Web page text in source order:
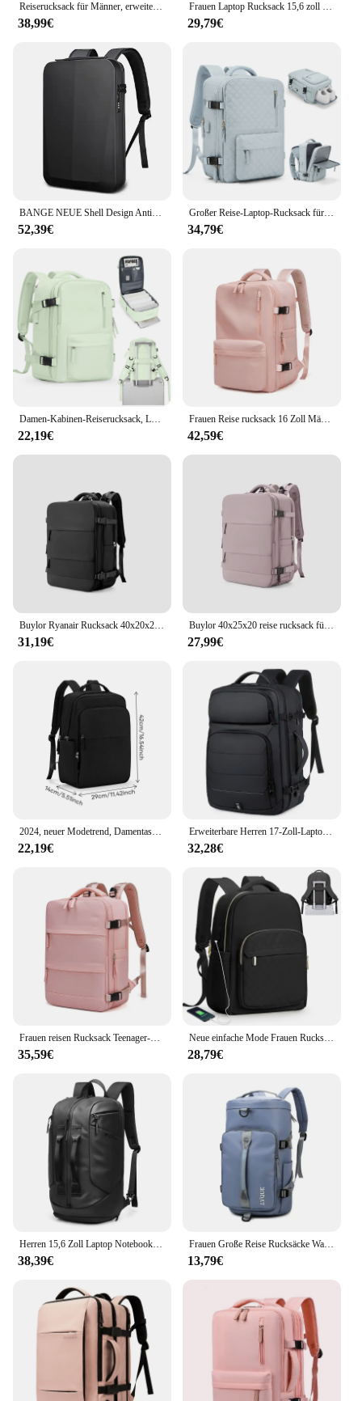
Reiserucksack für Männer, erweiterter 39 l Wandern-Business-Laptop-Rucksack für Frauen, USB-Aufladung, 17-Zoll-wasserdichter Schulrucksack
38,99€
Frauen Laptop Rucksack 15,6 zoll Teenager mädchen USB lade schule Rucksack Unabhängige Schuh tasche reise Rucksack im freien Rucksack
29,79€
BANGE NEUE Shell Design Anti-dieb TSA Schloss Männer Rucksack Wasserdichte 15,6 zoll Laptop Tasche Mann Reisetasche Mit USB lade
52,39€
Großer Reise-Laptop-Rucksack für Männer Frauen, Rucksack mit USB-Ladeans chluss, Kabinen rucksack, College, Business, Reisen, Klettert asche
34,79€
Damen-Kabinen-Reiserucksack, Laptoptasche, großes Fassungsvermögen, Easyjet-Tragetasche, 45 x 36 x 20, Rucksack, Ryanair 40 x 20 x 25, wasserabweisende Tasche
22,19€
Frauen Reise rucksack 16 Zoll Mädchen erweitert 39l USB-Aufladung Business Laptop Rucksack mit Schuh tasche wasserdichten Wander rucksack
42,59€
Buylor Ryanair Rucksack 40x20x25 Kabine Tasche Reise Rucksack Für Frauen Handgepäck 14 zoll Laptop Rucksack mochila para viaje cabina
31,19€
Buylor 40x25x20 reise rucksack für frauen flugzeug kabine gepäck rucksack tragen 14 zoll laptop rucksack lässig schul rucksack
27,99€
2024, neuer Modetrend, Damentaschen, Damenrucksack, Reise-Laptop-Rucksack, College-Schultaschen, lässiger Rucksack, Universitätstasche
22,19€
Erweiterbare Herren 17-Zoll-Laptop-Rucksäcke wasserdichte Notebook-Tasche USB-Schult asche Sport reise Schult asche Pack Rucksack für Männer
32,28€
Frauen reisen Rucksack Teenager-Mädchen USB-Aufladung Business-Laptop-Rucksack mit Schuh tasche 15,6 Zoll wasserdichten Schul rucksack
35,59€
Neue einfache Mode Frauen Rucksack große Kapazität Laptop Rucksack Arbeit elegante Handtaschen Kabine Umhängetasche Schule USB Reisetaschen
28,79€
38,39€
Frauen Große Reise Rucksäcke Wasserdichte Stilvolle Beiläufige Daypack Taschen mit Gepäck Gurt Rucksack Damen Sport Yoga Gepäck Taschen
13,79€